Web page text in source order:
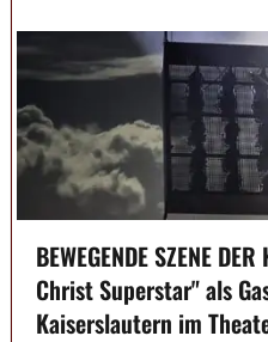
BEWEGENDE SZENE
Christ Superstar" als
Kaiserslautern im